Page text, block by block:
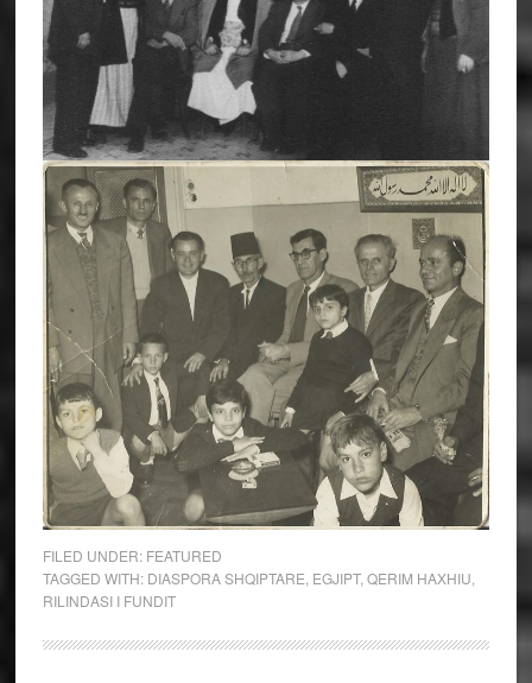
FILED UNDER: FEATURED
TAGGED WITH: DIASPORA SHQIPTARE EGJIPT, QERIM HAXHIU
RILINDASI I FUNDIT